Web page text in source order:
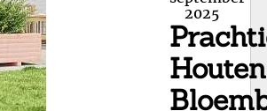
2025
Houten